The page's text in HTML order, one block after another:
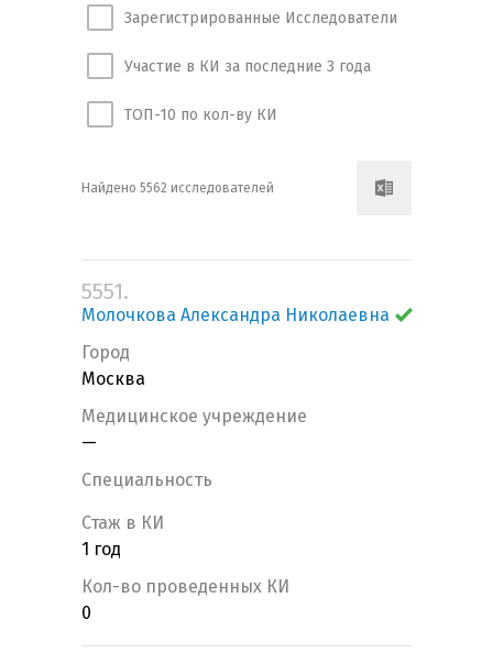
Зарегистрированные Исследователи
Участие в КИ за последние 3 года
ТОП-10 по кол-ву КИ
Найдено 5562 исследователей
5551.
Молочкова Александра Николаевна
Город
Москва
Медицинское учреждение
—
Специальность
Стаж в КИ
1 год
Кол-во проведенных КИ
0